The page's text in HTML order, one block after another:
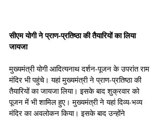
सीएम योगी ने प्राण-प्रतिष्ठा की तैयारियों का लिया
जायजा
मुख्यमंत्री योगी आदित्यनाथ दर्शन-पूजन के उपरांत राम
मंदिर भी पहुंचे। यहां मुख्यमंत्री ने प्राण-प्रतिष्ठा की
तैयारियों का जायजा लिया। इसके बाद शुक्रवार को
पूजन में भी शामिल हुए। मुख्यमंत्री ने यहां दिव्य-भव्य
मंदिर का अवलोकन किया। इसके बाद उन्होंने